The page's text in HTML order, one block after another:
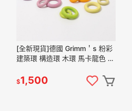
[全新現貨]德國 Grimm＇s 粉彩
建築環 構造環 木環 馬卡龍色 積
木製
$1,500